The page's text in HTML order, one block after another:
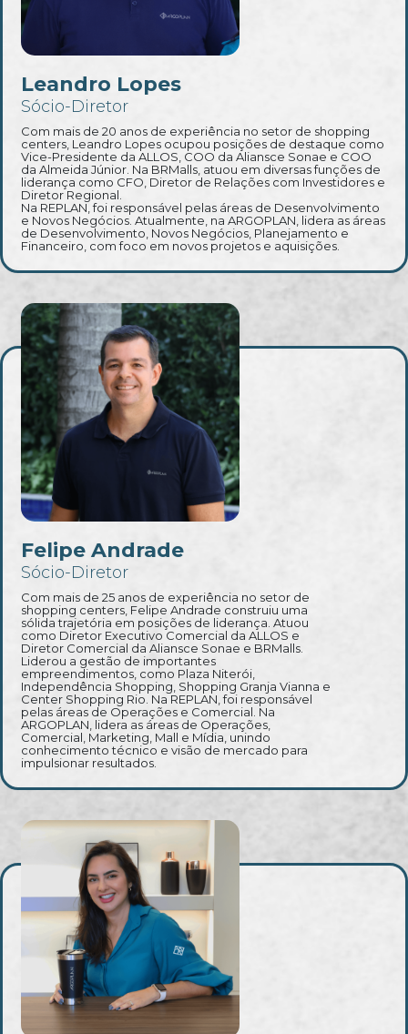
Leandro Lopes
Sócio-Diretor
Com mais de 20 anos de experiência no setor de shopping
centers, Leandro Lopes ocupou posições de destaque como
Vice-Presidente da ALLOS, COO da Aliansce Sonae e COO
da Almeida Júnior. Na BRMalls, atuou em diversas funções de
liderança como CFO, Diretor de Relações com Investidores e
Diretor Regional.
Na REPLAN, foi responsável pelas áreas de Desenvolvimento
e Novos Negócios. Atualmente, na ARGOPLAN, lidera as áreas
de Desenvolvimento, Novos Negócios, Planejamento e
Financeiro, com foco em novos projetos e aquisições.
Felipe Andrade
Sócio-Diretor
Com mais de 25 anos de experiência no setor de
shopping centers, Felipe Andrade construiu uma
sólida trajetória em posições de liderança. Atuou
como Diretor Executivo Comercial da ALLOS e
Diretor Comercial da Aliansce Sonae e BRMalls.
Liderou a gestão de importantes
empreendimentos, como Plaza Niterói,
Independência Shopping, Shopping Granja Vianna e
Center Shopping Rio. Na REPLAN, foi responsável
pelas áreas de Operações e Comercial. Na
ARGOPLAN, lidera as áreas de Operações,
Comercial, Marketing, Mall e Mídia, unindo
conhecimento técnico e visão de mercado para
impulsionar resultados.